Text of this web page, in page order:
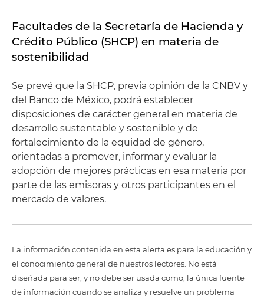
Facultades de la Secretaría de Hacienda y
Crédito Público (SHCP) en materia de
sostenibilidad
Se prevé que la SHCP, previa opinión de la CNBV y
del Banco de México, podrá establecer
disposiciones de carácter general en materia de
desarrollo sustentable y sostenible y de
fortalecimiento de la equidad de género,
orientadas a promover, informar y evaluar la
adopción de mejores prácticas en esa materia por
parte de las emisoras y otros participantes en el
mercado de valores.
La información contenida en esta alerta es para la educación y
el conocimiento general de nuestros lectores. No está
diseñada para ser, y no debe ser usada como, la única fuente
de información cuando se analiza y resuelve un problema